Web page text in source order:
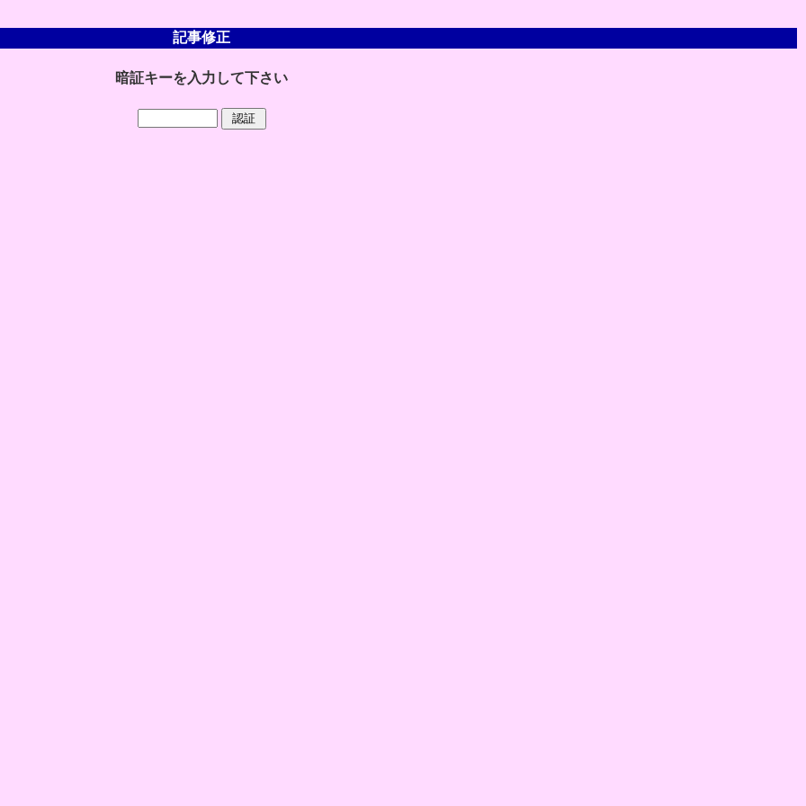
記事修正
暗証キーを入力して下さい